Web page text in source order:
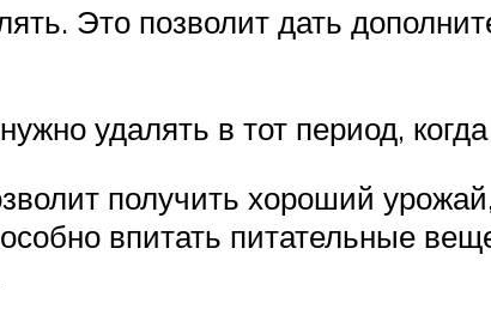
Это позволит дать
удалять в тот период,
получить хороший
впитать питательные